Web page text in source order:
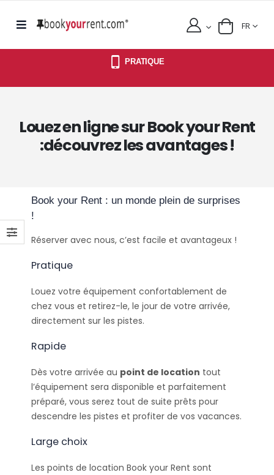
FR
PRATIQUE
Louez en ligne sur Book your Rent
:découvrez les avantages !
Book your Rent : un monde plein de surprises
!
Réserver avec nous, c’est facile et avantageux !
Pratique
Louez votre équipement confortablement de
chez vous et retirez-le, le jour de votre arrivée,
directement sur les pistes.
Rapide
Dès votre arrivée au point de location tout
l’équipement sera disponible et parfaitement
préparé, vous serez tout de suite prêts pour
descendre les pistes et profiter de vos vacances.
Large choix
Les points de location Book your Rent sont